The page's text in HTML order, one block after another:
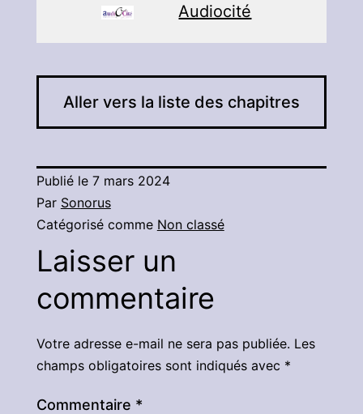
Audiocité
Aller vers la liste des chapitres
Publié le 7 mars 2024
Par Sonorus
Catégorisé comme Non classé
Laisser un
commentaire
Votre adresse e-mail ne sera pas publiée. Les
champs obligatoires sont indiqués avec *
Commentaire *